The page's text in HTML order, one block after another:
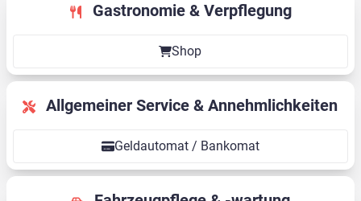
Gastronomie & Verpflegung
Shop
Allgemeiner Service & Annehmlichkeiten
Geldautomat / Bankomat